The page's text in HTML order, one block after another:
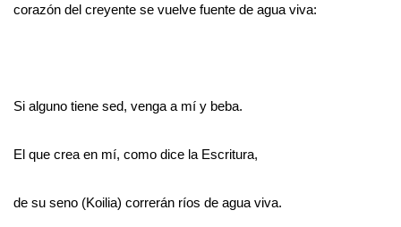
corazón del creyente se vuelve fuente de agua viva:
Si alguno tiene sed, venga a mí y beba.
El que crea en mí, como dice la Escritura,
de su seno (Koilia) correrán ríos de agua viva.